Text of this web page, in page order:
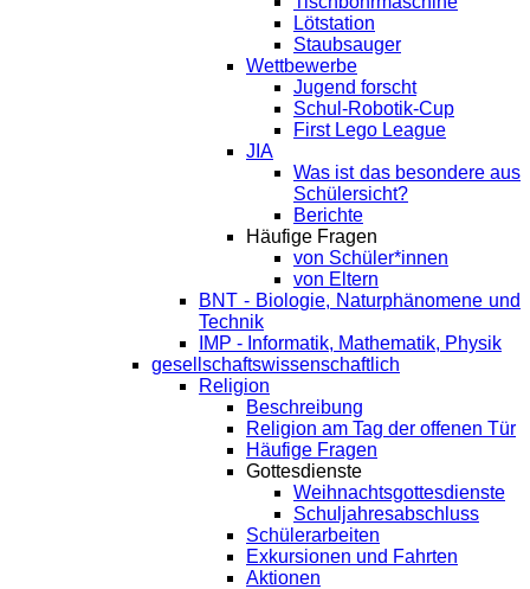
Lötstation
Staubsauger
Wettbewerbe
Jugend forscht
Schul-Robotik-Cup
First Lego League
JIA
Was ist das besondere aus
Schülersicht?
Berichte
Häufige Fragen
von Schüler*innen
von Eltern
BNT - Biologie, Naturphänomene und
Technik
IMP - Informatik, Mathematik, Physik
gesellschaftswissenschaftlich
Religion
Beschreibung
Religion am Tag der offenen Tür
Häufige Fragen
Gottesdienste
Weihnachtsgottesdienste
Schuljahresabschluss
Schülerarbeiten
Exkursionen und Fahrten
Aktionen